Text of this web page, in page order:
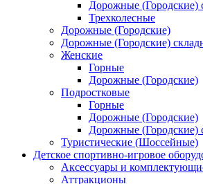
Дорожные (Городские)
Трехколесные
Дорожные (Городские)
Дорожные (Городские)
Женские
Горные
Дорожные (Городские)
Подростковые
Горные
Дорожные (Городские)
Дорожные (Городские)
Туристические (Шоссейные)
Детское спортивно-игровое
Аксессуары и
Аттракционы